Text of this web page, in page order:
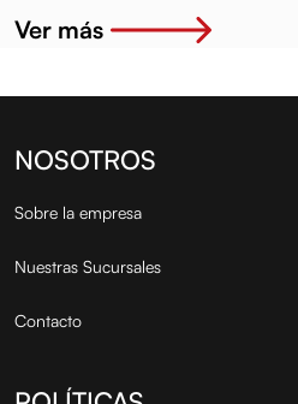
Ver más
NOSOTROS
Sobre la empresa
Nuestras Sucursales
Contacto